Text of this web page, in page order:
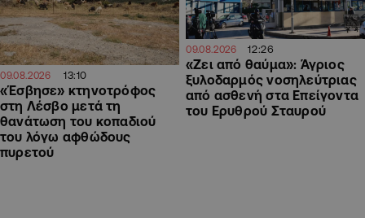
09.08.2026 13:10
«Έσβησε» κτηνοτρόφος
στη Λέσβο μετά τη
θανάτωση του κοπαδιού
του λόγω αφθώδους
πυρετού
09.08.2026 12:26
«Ζει από θαύμα»: Άγριος
ξυλοδαρμός νοσηλεύτριας
από ασθενή στα Επείγοντα
του Ερυθρού Σταυρού